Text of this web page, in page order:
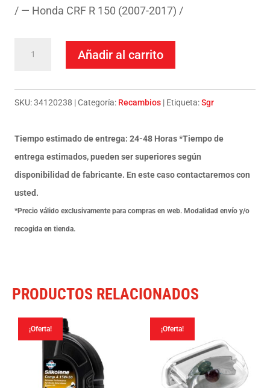
/ — Honda CRF R 150 (2007-2017) /
Honda
125
cantidad
Añadir al carrito
SKU:34120238 Categoría: Recambios Etiqueta:Sgr
Tiempo estimado de entrega: 24-48 Horas *Tiempo de
entrega estimados, pueden ser superiores según
disponibilidad de fabricante. En este caso contactaremos con
usted.
*Precio válido exclusivamente para compras en web. Modalidad envío y/o
recogida en tienda.
PRODUCTOS RELACIONADOS
¡Oferta! ¡Oferta!